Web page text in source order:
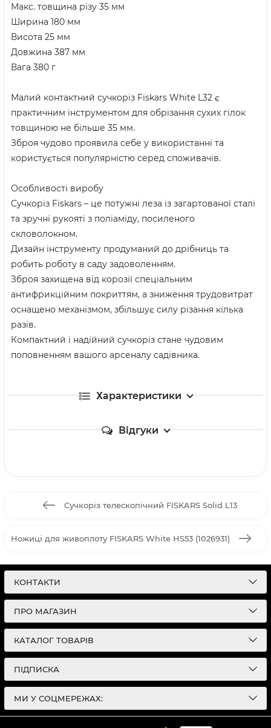
Макс. товщина різу 35 мм
Ширина 180 мм
Висота 25 мм
Довжина 387 мм
Вага 380 г
Малий контактний сучкоріз Fiskars White L32 є
практичним інструментом для обрізання сухих гілок
товщиною не більше 35 мм.
Зброя чудово проявила себе у використанні та
користується популярністю серед споживачів.
Особливості виробу
Сучкоріз Fiskars – це потужні леза із загартованої сталі
та зручні рукояті з поліаміду, посиленого
скловолокном.
Дизайн інструменту продуманий до дрібниць та
робить роботу в саду задоволенням.
Зброя захищена від корозії спеціальним
антифрикційним покриттям, а зниження трудовитрат
оснащено механізмом, збільшує силу різання кілька
разів.
Компактний і надійний сучкоріз стане чудовим
поповненням вашого арсеналу садівника.
Характеристики
Відгуки
Cучкоріз телескопічний FISKARS Solid L13
Ножиці для живоплоту FISKARS White HS53 (1026931)
КОНТАКТИ
ПРО МАГАЗИН
КАТАЛОГ ТОВАРІВ
ПІДПИСКА
МИ У СОЦМЕРЕЖАХ: